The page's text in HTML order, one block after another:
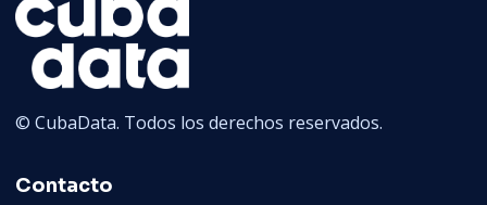
© CubaData. Todos los derechos reservados.
Contacto